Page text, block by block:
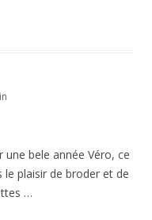
bele année Véro, ce
le plaisir de broder et de
…